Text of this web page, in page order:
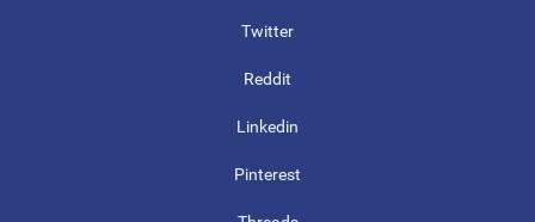
Twitter
Reddit
Linkedin
Pinterest